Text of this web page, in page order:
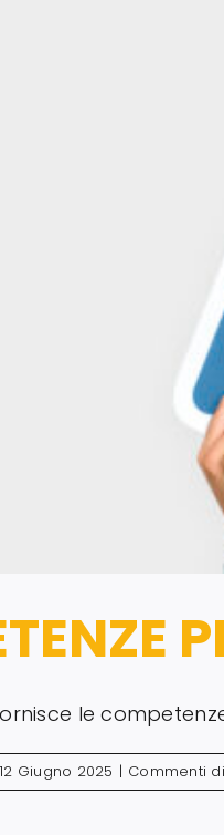
le
12 Giugno 2025 | Commenti